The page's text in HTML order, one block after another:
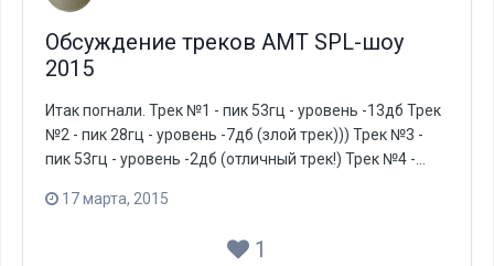
Обсуждение треков АМТ SPL-шоу
2015
Итак погнали. Трек №1 - пик 53гц - уровень -13дб Трек
№2 - пик 28гц - уровень -7дб (злой трек))) Трек №3 -
пик 53гц - уровень -2дб (отличный трек!) Трек №4 -...
17 марта, 2015
1